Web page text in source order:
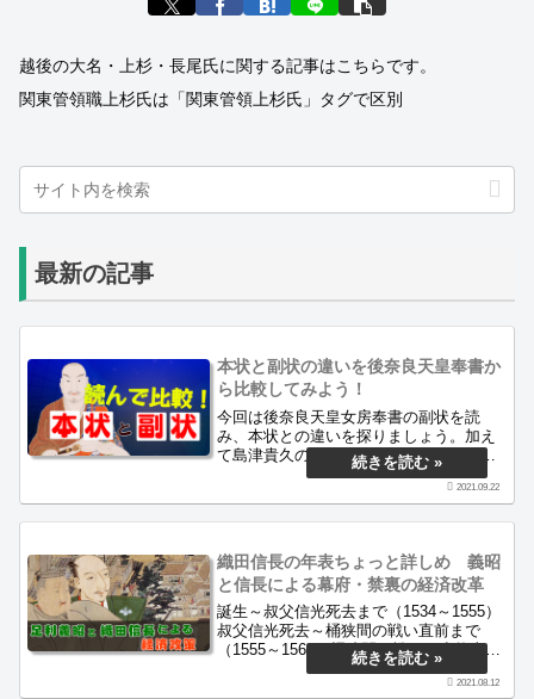
越後の大名・上杉・長尾氏に関する記事はこちらです。
関東管領職上杉氏は「関東管領上杉氏」タグで区別
最新の記事
本状と副状の違いを後奈良天皇奉書か
ら比較してみよう！
今回は後奈良天皇女房奉書の副状を読
み、本状との違いを探りましょう。加え
て島津貴久の修理大夫任官の時代背景、
摂関家近衛氏との繋がりについてもご紹
2021.09.22
織田信長の年表ちょっと詳しめ 義昭
と信長による幕府・禁裏の経済改革
誕生～叔父信光死去まで（1534～1555）
叔父信光死去～桶狭間の戦い直前まで
（1555～1560）桶狭間の戦い～小牧山城
移転直後まで（1560～1564） 美濃攻略
戦（1564～1567）覇王上洛（1567～2021.08.12